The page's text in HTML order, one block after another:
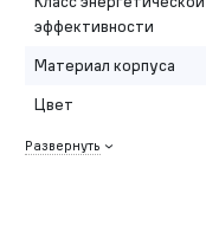
эффективности
Материал корпуса
Цвет
Развернуть